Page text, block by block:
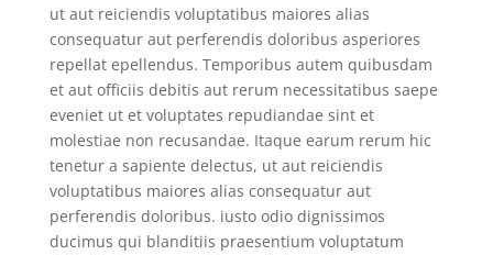
ut aut reiciendis voluptatibus maiores alias
consequatur aut perferendis doloribus asperiores
repellat epellendus. Temporibus autem quibusdam
et aut officiis debitis aut rerum necessitatibus saepe
eveniet ut et voluptates repudiandae sint et
molestiae non recusandae. Itaque earum rerum hic
tenetur a sapiente delectus, ut aut reiciendis
voluptatibus maiores alias consequatur aut
perferendis doloribus. iusto odio dignissimos
ducimus qui blanditiis praesentium voluptatum